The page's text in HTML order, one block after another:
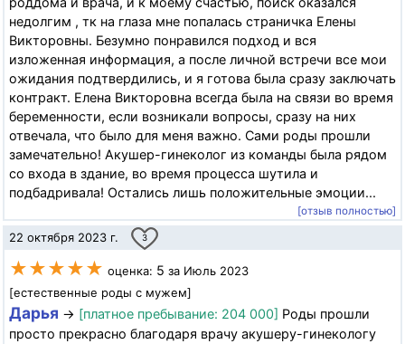
недолгим , тк на глаза мне попалась страничка Елены
Викторовны. Безумно понравился подход и вся
изложенная информация, а после личной встречи все мои
ожидания подтвердились, и я готова была сразу заключать
контракт. Елена Викторовна всегда была на связи во время
беременности, если возникали вопросы, сразу на них
отвечала, что было для меня важно. Сами роды прошли
замечательно! Акушер-гинеколог из команды была рядом
со входа в здание, во время процесса шутила и
подбадривала! Остались лишь положительные эмоции...
[отзыв полностью]
22 октября 2023 г. 3
★★★★★ оценка: 5 за Июль 2023
[естественные роды с мужем]
Дарья → [платное пребывание: 204 000] Роды прошли
просто прекрасно благодаря врачу акушеру-гинекологу